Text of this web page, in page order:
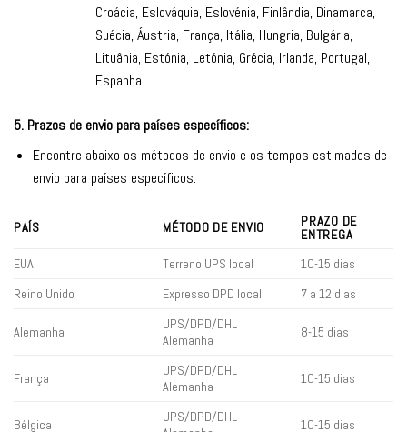
Croácia, Eslováquia, Eslovénia, Finlândia, Dinamarca,
Suécia, Áustria, França, Itália, Hungria, Bulgária,
Lituânia, Estónia, Letónia, Grécia, Irlanda, Portugal,
Espanha.
5. Prazos de envio para países específicos:
Encontre abaixo os métodos de envio e os tempos estimados de
envio para países específicos:
PAÍS MÉTODO DE ENVIO
PRAZO DE
ENTREGA
EUA
Terreno UPS local
10-15 dias
Reino Unido
Expresso DPD local 7 a 12 dias
Alemanha
UPS/DPD/DHL
Alemanha
8-15 dias
França
UPS/DPD/DHL
Alemanha
10-15 dias
Bélgica
UPS/DPD/DHL
10-15 dias